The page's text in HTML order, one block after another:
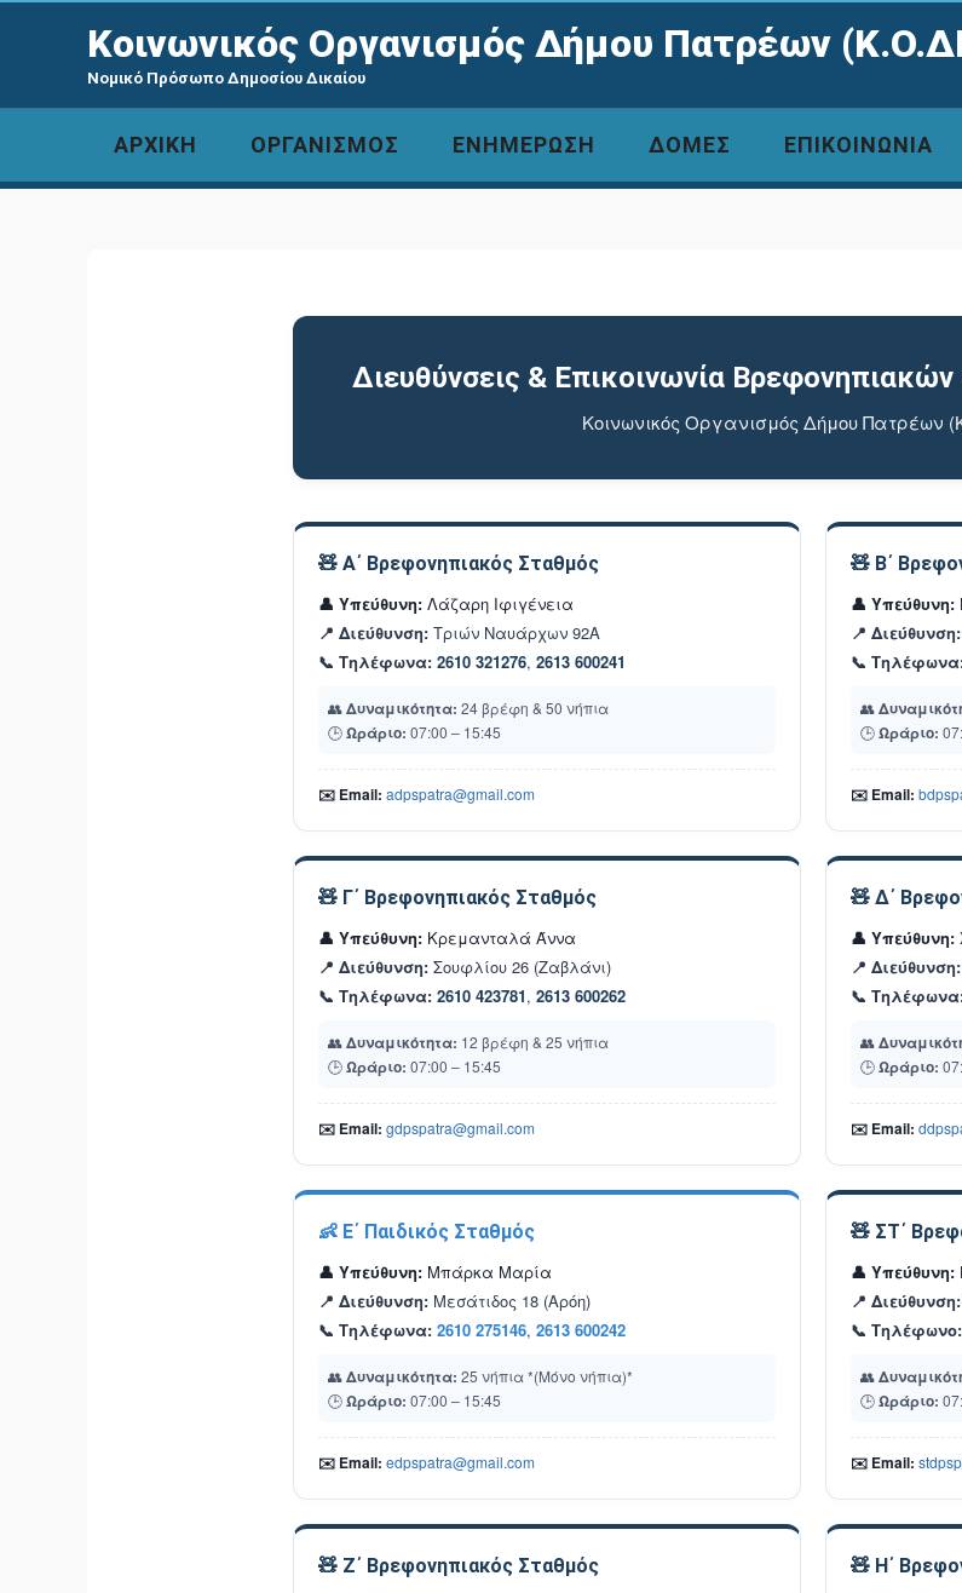
Κοινωνικός Οργανισμός Δήμου Πατρέων
Νομικό Πρόσωπο Δημοσίου Δικαίου
ΑΡΧΙΚΗ ΟΡΓΑΝΙΣΜΟΣ ΕΝΗΜΕΡΩΣΗ ΔΟΜΕΣ ΕΠΙΚΟΙΝΩΝΙΑ
Διευθύνσεις & Επικοινωνία
Κοινωνικός Οργανισμός Δήμου Πατρέων
🧸 Α΄ Βρεφονηπιακός Σταθμός
👤 Υπεύθυνη: Λάζαρη Ιφιγένεια
📍 Διεύθυνση: Τριών Ναυάρχων 92Α
📞 Τηλέφωνα: 2610 321276, 2613 600241
👥Δυναμικότητα: 24 βρέφη & 50 νήπια
🕒Ωράριο: 07:00 – 15:45
✉️ Email: adpspatra@gmail.com
🧸 Β΄
👤 Υπεύθυνη:
📍 Διεύθυνση:
📞
👥
🕒Ωράριο:
✉️ Email:
🧸 Γ΄ Βρεφονηπιακός Σταθμός
👤 Υπεύθυνη: Κρεμανταλά Άννα
📍 Διεύθυνση: Σουφλίου 26 (Ζαβλάνι)
📞 Τηλέφωνα: 2610 423781, 2613 600262
👥Δυναμικότητα: 12 βρέφη & 25 νήπια
🕒Ωράριο: 07:00 – 15:45
✉️ Email: gdpspatra@gmail.com
🧸 Δ΄
👤 Υπεύθυνη:
📍 Διεύθυνση:
📞
👥
🕒Ωράριο:
✉️ Email:
👶 Ε΄ Παιδικός Σταθμός
👤 Υπεύθυνη: Μπάρκα Μαρία
📍 Διεύθυνση: Μεσάτιδος 18 (Αρόη)
📞 Τηλέφωνα: 2610 275146, 2613 600242
👥Δυναμικότητα: 25 νήπια *(Μόνο νήπια)*
🕒Ωράριο: 07:00 – 15:45
✉️ Email: edpspatra@gmail.com
🧸 ΣΤ΄
👤 Υπεύθυνη:
📍 Διεύθυνση:
📞 Τηλέφωνο:
👥
🕒Ωράριο:
✉️ Email:
🧸 Ζ΄ Βρεφονηπιακός Σταθμός
🧸 Η΄